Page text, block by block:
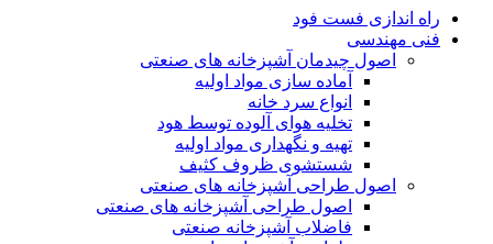
راه اندازی فست فود
فنی مهندسی
اصول چیدمان آشپزخانه های صنعتی
آماده سازی مواد اولیه
انواع سرد خانه
تخلیه هوای آلوده توسط هود
تهیه و نگهداری مواد اولیه
شستشوی ظروف کثیف
اصول طراحی آشپزخانه های صنعتی
اصول طراحی آشپزخانه های صنعتی
فاضلاب آشپزخانه صنعتی